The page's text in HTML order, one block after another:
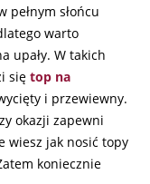
pełnym słońcu
warto
upały. W takich
się top na
i przewiewny.
okazji zapewni
wiesz jak nosić topy
koniecznie